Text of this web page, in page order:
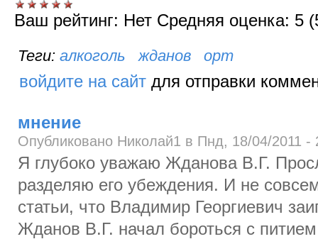
Ваш рейтинг: Нет Средняя оценка: 5 (
алкоголь жданов орт
войдите на сайтдля отправки
мнение
Опубликовано Николай1 в Пнд, 18/04/2011 -
Я глубоко уважаю Жданова В.Г.
разделяю его убеждения. И не
статьи, что Владимир Георгиевич
Жданов В.Г. начал бороться с